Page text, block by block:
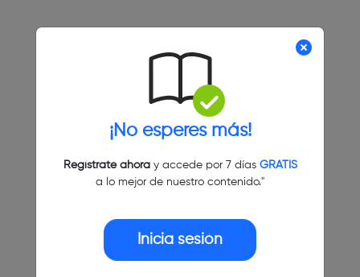
¡No esperes más!
Regístrate ahoray accede por 7 días GRATIS
a lo mejor de nuestro contenido."
Inicia sesión